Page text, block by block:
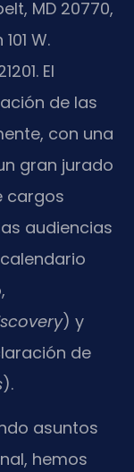
MD 20770,
W.
El
de las
con una
gran jurado
cargos
audiencias
) y
de
).
asuntos
hemos